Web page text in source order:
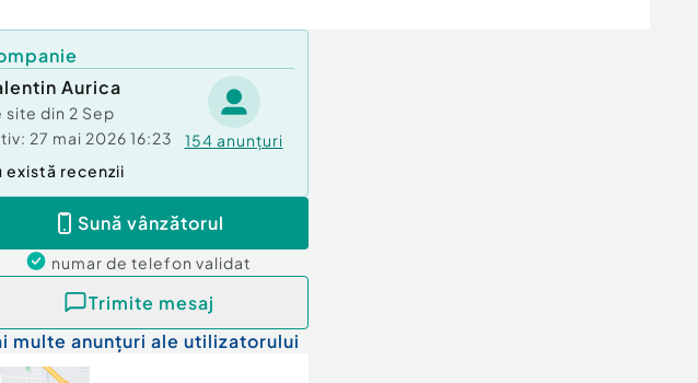
Aurica
site din 2 Sep
27 mai 2026 16:23 154 anunțuri
există recenzii
Sună vânzătorul
numar de telefon validat
Trimite mesaj
multe anunțuri ale utilizatorului